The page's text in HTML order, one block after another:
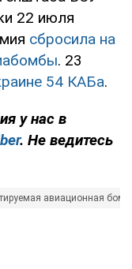
22 июля
сбросила на
. 23
54 КАБа.
у нас в
. Не ведитесь
авиационная